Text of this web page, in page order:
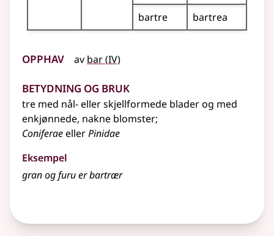
bartre
bartrea
Opphav av bar(4
IV)
Betydning og bruk
tre med nål-ellerskjellformede blader og med
enkjønnede, nakne blomster;
ConiferaeellerPinidae
Eksempel
gran og furu er bartrær